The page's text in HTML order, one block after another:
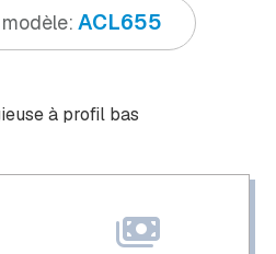
ACL655
à profil bas